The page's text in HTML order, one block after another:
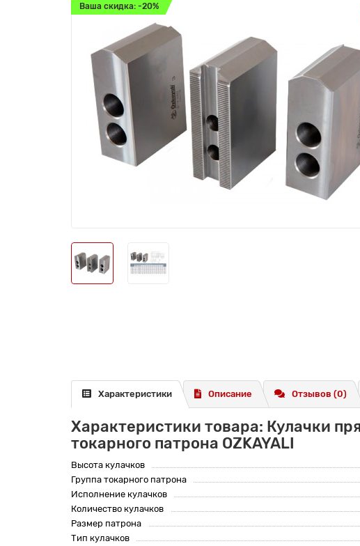
Ваша скидка: -20%
Характеристики Описание Отзывов (0)
Характеристики товара: Кулачки
токарного патрона OZKAYALI
Высота кулачков
Группа токарного патрона
Исполнение кулачков
Количество кулачков
Размер патрона
Тип кулачков